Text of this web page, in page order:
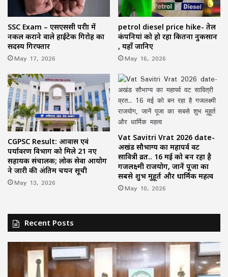
SSC Exam – एसएससी परीक्षा में
नकल कराने वाले हाईटेक गिरोह का
सदस्य गिरफ्तार
May 17, 2026
petrol diesel price hike- तेल
कंपनियां को हो रहा कितना नुकसान
, यहाँ जानिए
May 16, 2026
CGPSC Result: आवास एवं
पर्यावरण विभाग को मिले 21 नए
सहायक संचालक; लोक सेवा आयोग
ने जारी की अंतिम चयन सूची
May 13, 2026
Vat Savitri Vrat 2026 date-
अखंड सौभाग्य का महापर्व वट
सावित्री व्रत.. 16 मई को बन रहा है
गजलक्ष्मी राजयोग, जानें पूजा का
सबसे शुभ मुहूर्त और धार्मिक महत्व
May 10, 2026
Recent Posts